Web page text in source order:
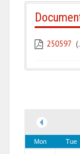
250597 (
Mon Tue